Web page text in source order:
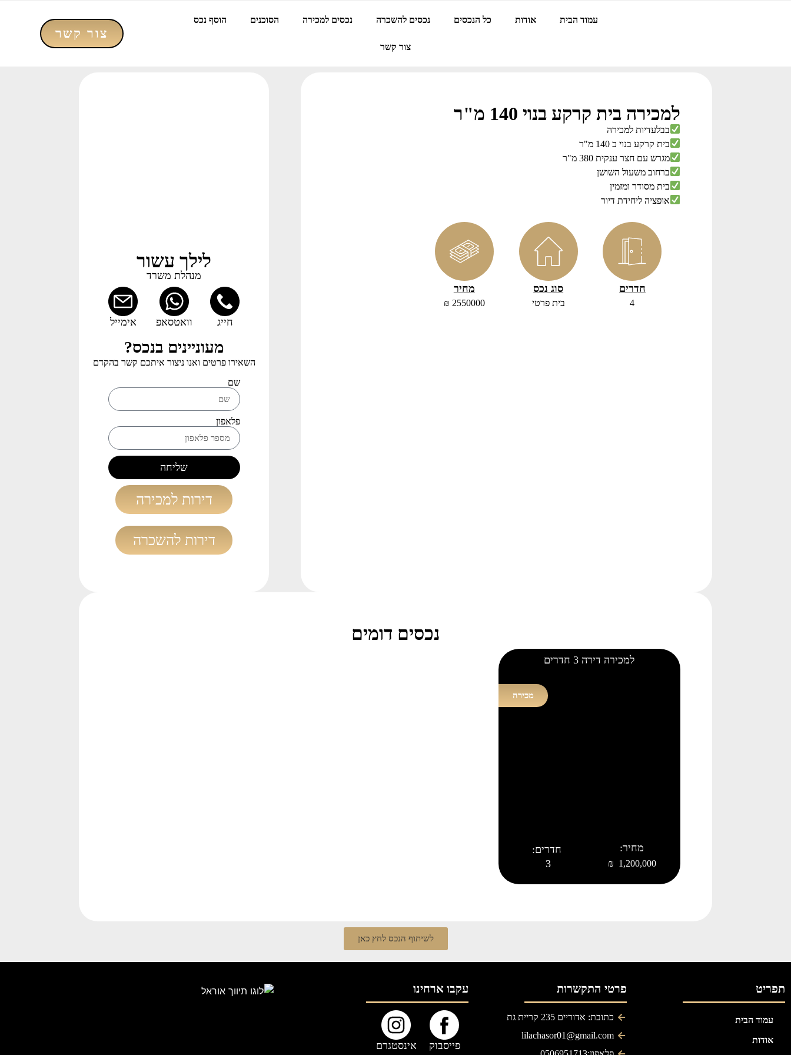
עמוד הבית אודות כל הנכסים נכסים להשכרה נכסים למכירה הסוכנים הוסף נכס
צור קשר
צור קשר
למכירה בית קרקע בנוי 140 מ"ר
בבלעדיות למכירה
בית קרקע בנוי כ 140 מ"ר
מגרש עם חצר ענקית 380 מ"ר
ברחוב משעול השושן
בית מסודר ומזמין
אופציה ליחידת דיור
חדרים
4
סוג נכס
בית פרטי
מחיר
2550000 ₪
לילך עשור
מנהלת משרד
חייג וואטסאפ אימייל
מעוניינים בנכס?
השאירו פרטים ואנו ניצור איתכם קשר בהקדם
שם
פלאפון
שליחה
דירות למכירה
דירות להשכרה
נכסים דומים
למכירה דירה 3 חדרים
מחיר:
1,200,000 ₪
חדרים:
3
מכירה
לשיתוף הנכס לחץ כאן
תפריט
עמוד הבית
אודות
פרטי התקשרות
כתובת: אדוריים 235 קריית גת
lilachasor01@gmail.com
עקבו ארחינו
פייסבוק אינסטגרם